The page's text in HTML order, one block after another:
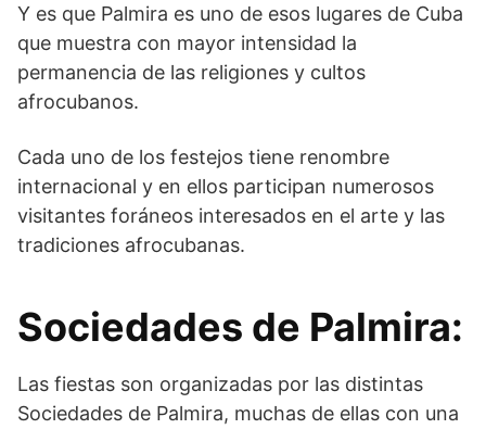
Y es que Palmira es uno de esos lugares de Cuba
que muestra con mayor intensidad la
permanencia de las religiones y cultos
afrocubanos.
Cada uno de los festejos tiene renombre
internacional y en ellos participan numerosos
visitantes foráneos interesados en el arte y las
tradiciones afrocubanas.
Sociedades de Palmira:
Las fiestas son organizadas por las distintas
Sociedades de Palmira, muchas de ellas con una